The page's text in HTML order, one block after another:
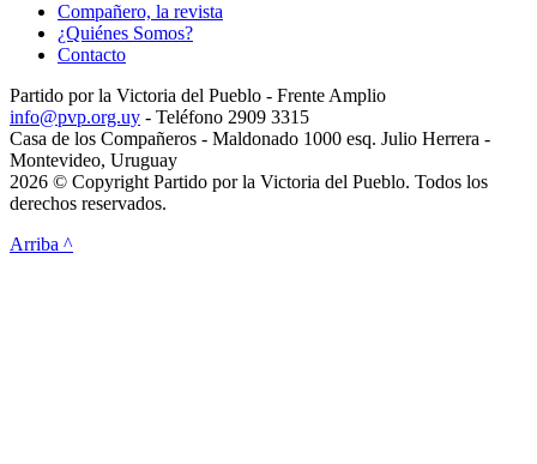
Compañero, la revista
¿Quiénes Somos?
Contacto
Partido por la Victoria del Pueblo - Frente Amplio
info@pvp.org.uy - Teléfono 2909 3315
Casa de los Compañeros - Maldonado 1000 esq. Julio Herrera -
Montevideo, Uruguay
2026 © Copyright Partido por la Victoria del Pueblo. Todos los
derechos reservados.
Arriba ^